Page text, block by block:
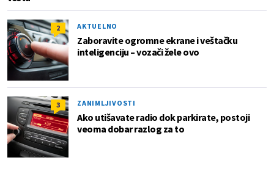
2 AKTUELNO
Zaboravite ogromne ekrane i veštačku
inteligenciju – vozači žele ovo
3 ZANIMLJIVOSTI
Ako utišavate radio dok parkirate, postoji
veoma dobar razlog za to